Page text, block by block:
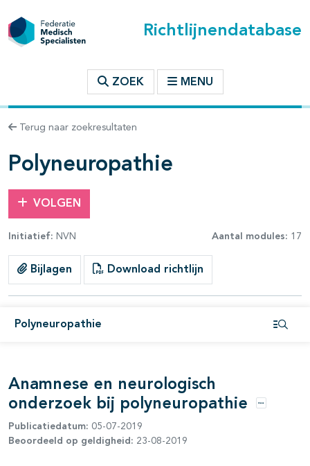
Richtlijnendatabase
ZOEK MENU
Terug naar zoekresultaten
Polyneuropathie
VOLGEN
Initiatief: NVN Aantal modules: 17
Bijlagen Download richtlijn
Polyneuropathie
binnen deze richtlijn
open- en dichtklappen
open- en dichtklappen
open- en dichtklappen
Anamnese en neurologisch
onderzoek bij polyneuropathie
Opties
Publicatiedatum: 05-07-2019
Beoordeeld op geldigheid: 23-08-2019